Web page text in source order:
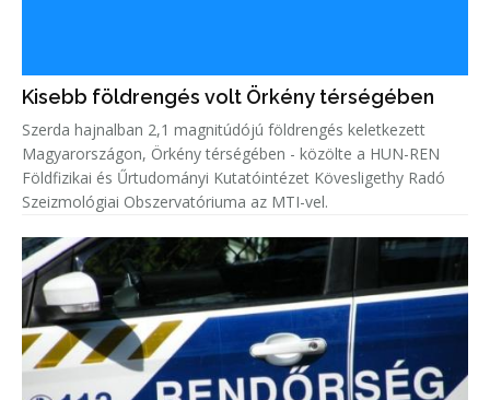
Kisebb földrengés volt Örkény térségében
Szerda hajnalban 2,1 magnitúdójú földrengés keletkezett
Magyarországon, Örkény térségében - közölte a HUN-REN
Földfizikai és Űrtudományi Kutatóintézet Kövesligethy Radó
Szeizmológiai Obszervatóriuma az MTI-vel.